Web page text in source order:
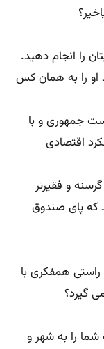
را انجام دهید.
او را به همان کس
جمهوری و با
اقتصادی
و فقیرتر
که پای صندوق
راستی همفکری با
گیرد؟
را به شهر و